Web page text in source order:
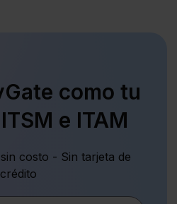
como tu
e ITAM
costo - Sin tarjeta de
crédito